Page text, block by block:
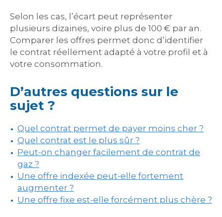
Selon les cas, l’écart peut représenter
plusieurs dizaines, voire plus de 100 € par an.
Comparer les offres permet donc d’identifier
le contrat réellement adapté à votre profil et à
votre consommation.
D’autres questions sur le
sujet ?
Quel contrat permet de payer moins cher ?
Quel contrat est le plus sûr ?
Peut-on changer facilement de contrat de
gaz ?
Une offre indexée peut-elle fortement
augmenter ?
Une offre fixe est-elle forcément plus chère ?